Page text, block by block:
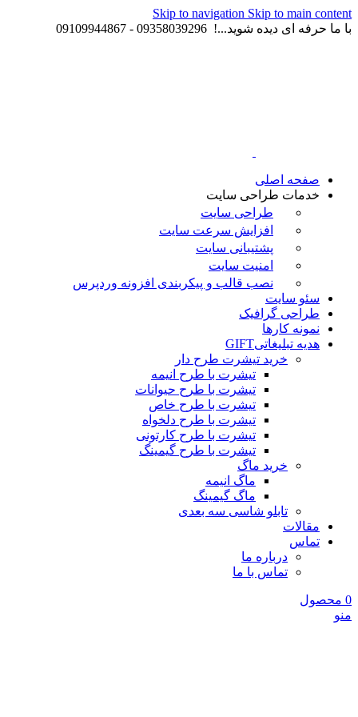
Skip to navigation Skip to main content
با ما حرفه ای دیده شوید...! 09358039296 - 09109944867
صفحه اصلی
خدمات طراحی سایت
طراحی سایت
افزایش سرعت سایت
پشتیبانی سایت
امنیت سایت
نصب قالب و پیکربندی افزونه وردپرس
سئو سایت
طراحی گرافیک
نمونه کارها
هدیه تبلیغاتیGIFT
خرید تیشرت طرح دار
تیشرت با طرح انیمه
تیشرت با طرح حیوانات
تیشرت با طرح خاص
تیشرت با طرح دلخواه
تیشرت با طرح کارتونی
تیشرت با طرح گیمینگ
خرید ماگ
ماگ انیمه
ماگ گیمینگ
تابلو شاسی سه بعدی
مقالات
تماس
درباره ما
تماس با ما
0 محصول
منو